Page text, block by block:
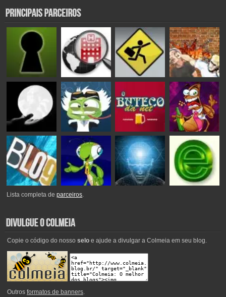
Lista completa deparceiros.
Copie o código do nosso seloe ajude a divulgar a Colmeia em seu blog.
Outros formatos de banners.